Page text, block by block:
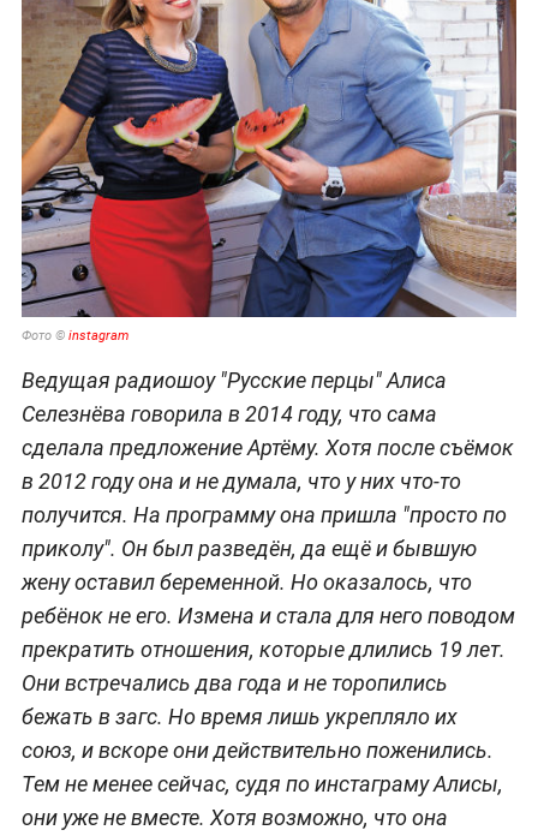
Фото © instagram
Ведущая радиошоу "Русские перцы" Алиса
Селезнёва говорила в 2014 году, что сама
сделала предложение Артёму. Хотя после съёмок
в 2012 году она и не думала, что у них что-то
получится. На программу она пришла "просто по
приколу". Он был разведён, да ещё и бывшую
жену оставил беременной. Но оказалось, что
ребёнок не его. Измена и стала для него поводом
прекратить отношения, которые длились 19 лет.
Они встречались два года и не торопились
бежать в загс. Но время лишь укрепляло их
союз, и вскоре они действительно поженились.
Тем не менее сейчас, судя по инстаграму Алисы,
они уже не вместе. Хотя возможно, что она